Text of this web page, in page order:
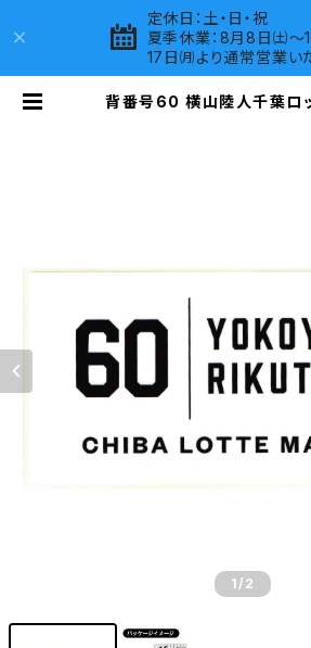
定休日：土・日・祝
夏季休業：8月8日㈯～
17日㈪より通常営業い
背番号60 横山陸人千葉ロ
1 /2